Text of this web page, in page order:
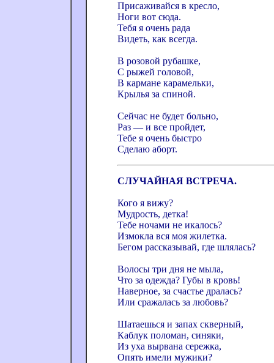
Присаживайся в кресло,
Ноги вот сюда.
Тебя я очень рада
Видеть, как всегда.
В розовой рубашке,
С рыжей головой,
В кармане карамельки,
Крылья за спиной.
Сейчас не будет больно,
Раз — и все пройдет,
Тебе я очень быстро
Сделаю аборт.
СЛУЧАЙНАЯ ВСТРЕЧА.
Кого я вижу?
Мудрость, детка!
Тебе ночами не икалось?
Измокла вся моя жилетка.
Бегом рассказывай, где шлялась?
Волосы три дня не мыла,
Что за одежда? Губы в кровь!
Наверное, за счастье дралась?
Или сражалась за любовь?
Шатаешься и запах скверный,
Каблук поломан, синяки,
Из уха вырвана сережка,
Опять имели мужики?